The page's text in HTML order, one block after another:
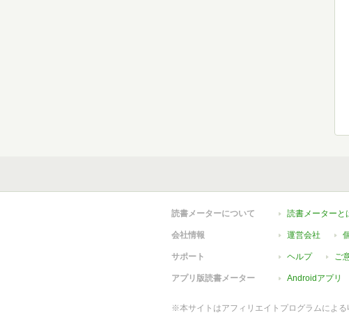
読書メーターについて 読書メーターと
会社情報 運営会社
サポート ヘルプ ご
アプリ版読書メーター Androidアプリ
※本サイトはアフィリエイトプログラムによる